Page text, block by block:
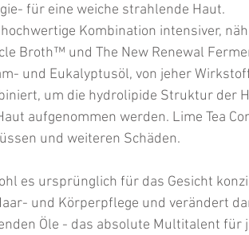
für eine weiche strahlende Haut.
hochwertige Kombination intensiver,
Broth™ und The New Renewal
und Eukalyptusöl, von jeher
um die hydrolipide Struktur der
aufgenommen werden. Lime Tea
und weiteren Schäden.
es ursprünglich für das Gesicht
und Körperpflege und verändert
Öle - das absolute Multitalent für